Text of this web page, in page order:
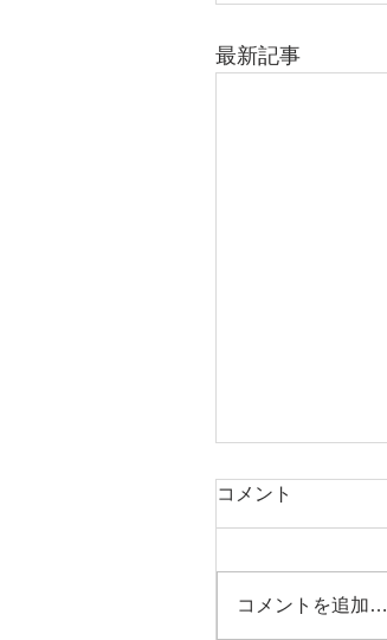
最新記事
コメント
コメントを追加…